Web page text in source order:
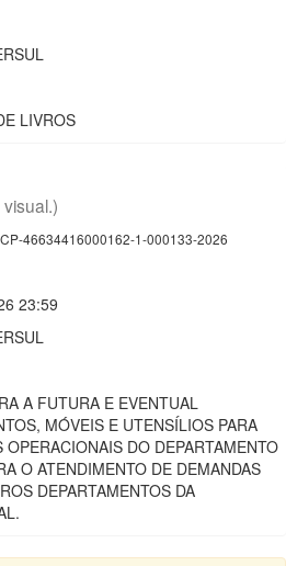
LIVROS
visual.)
46634416000162-1-000133-2026
23:59
A FUTURA E EVENTUAL
MÓVEIS E UTENSÍLIOS PARA
DO DEPARTAMENTO
O ATENDIMENTO DE DEMANDAS
DEPARTAMENTOS DA